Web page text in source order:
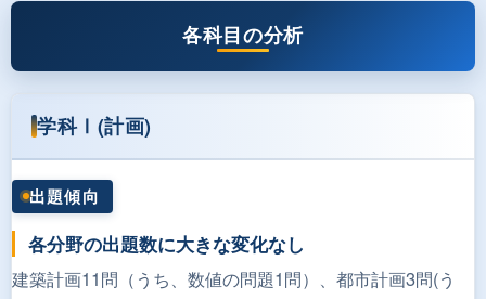
各科目の分析
学科Ⅰ(計画)
出題傾向
各分野の出題数に大きな変化なし
建築計画11問（うち、数値の問題1問）、都市計画3問(う